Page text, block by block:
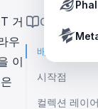
Handbook
Crypto
거
우
이
ON THIS
배경
시작점
컬렉션 레이